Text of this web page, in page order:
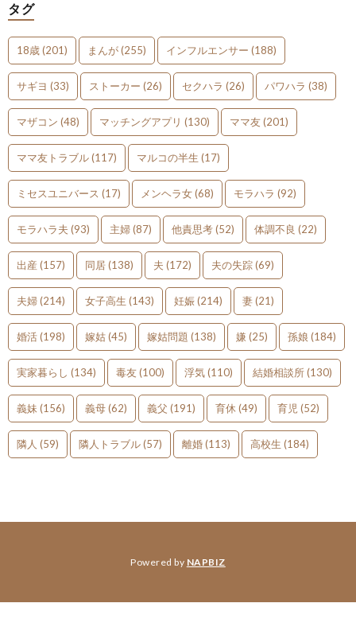
タグ
18歳(201) まんが(255) インフルエンサー (188)
サギヨ (33) ストーカー (26) セクハラ (26) パワハラ (38)
マザコン (48) マッチングアプリ (130) ママ友(201)
ママ友トラブル(117) マルコの半生 (17)
ミセスユニバース (17) メンヘラ女(68) モラハラ (92)
モラハラ夫 (93) 主婦(87) 他責思考(52) 体調不良 (22)
出産 (157) 同居(138) 夫 (172) 夫の失踪(69)
夫婦(214) 女子高生 (143) 妊娠(214) 妻(21)
婚活(198) 嫁姑(45) 嫁姑問題 (138) 嫌 (25) 孫娘 (184)
実家暮らし (134) 毒友(100) 浮気(110) 結婚相談所(130)
義妹 (156) 義母(62) 義父 (191) 育休 (49) 育児 (52)
隣人 (59) 隣人トラブル(57) 離婚(113) 高校生 (184)
Powered by NAPBIZ